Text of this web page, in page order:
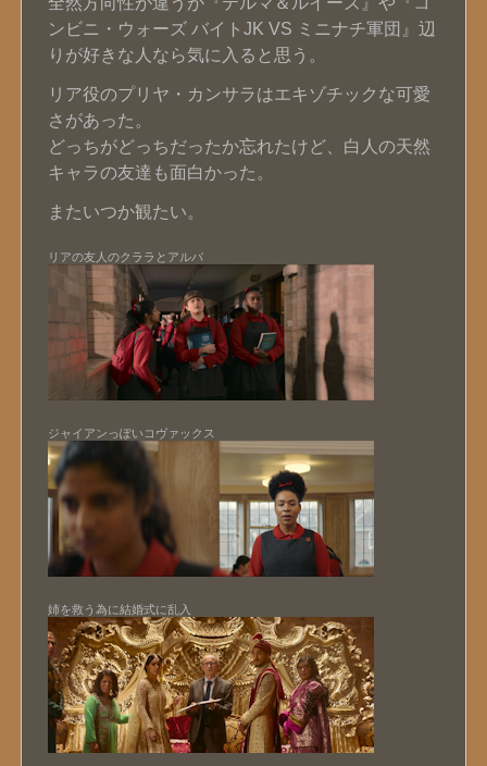
ンビニ・ウォーズ バイトJK VS ミニナチ軍団』辺
りが好きな人なら気に入ると思う。
リア役のプリヤ・カンサラはエキゾチックな可愛
さがあった。
どっちがどっちだったか忘れたけど、白人の天然
キャラの友達も面白かった。
またいつか観たい。
リアの友人のクララとアルバ
ジャイアンっぽいコヴァックス
姉を救う為に結婚式に乱入